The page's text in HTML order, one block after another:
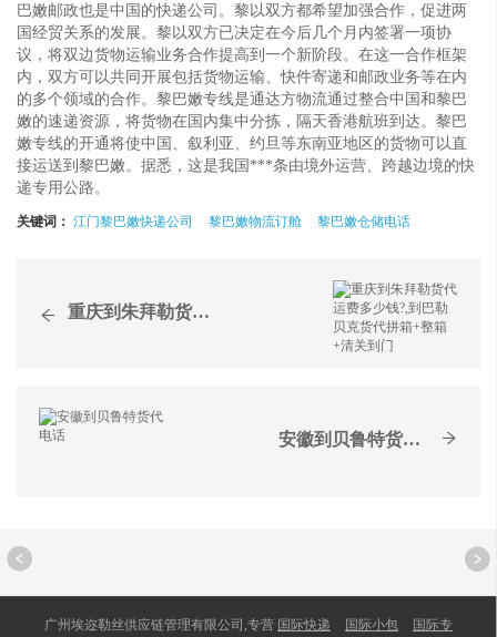
巴嫩邮政也是中国的快递公司。黎以双方都希望加强合作，促进两
国经贸关系的发展。黎以双方已决定在今后几个月内签署一项协
议，将双边货物运输业务合作提高到一个新阶段。在这一合作框架
内，双方可以共同开展包括货物运输、快件寄递和邮政业务等在内
的多个领域的合作。黎巴嫩专线是通达方物流通过整合中国和黎巴
嫩的速递资源，将货物在国内集中分拣，隔天香港航班到达。黎巴
嫩专线的开通将使中国、叙利亚、约旦等东南亚地区的货物可以直
接运送到黎巴嫩。据悉，这是我国***条由境外运营、跨越边境的快
递专用公路。
关键词： 江门黎巴嫩快递公司 黎巴嫩物流订舱 黎巴嫩仓储电话
重庆到朱拜勒货代运费多少...
安徽到贝鲁特货代电话
广州埃迩勒丝供应链管理有限公司,专营 国际快递 国际小包 国际专